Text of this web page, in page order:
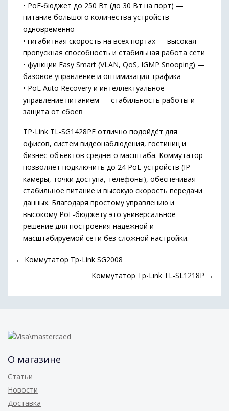
• PoE-бюджет до 250 Вт (до 30 Вт на порт) —
питание большого количества устройств
одновременно
• гигабитная скорость на всех портах — высокая
пропускная способность и стабильная работа сети
• функции Easy Smart (VLAN, QoS, IGMP Snooping) —
базовое управление и оптимизация трафика
• PoE Auto Recovery и интеллектуальное
управление питанием — стабильность работы и
защита от сбоев
TP-Link TL-SG1428PE отлично подойдёт для
офисов, систем видеонаблюдения, гостиниц и
бизнес-объектов среднего масштаба. Коммутатор
позволяет подключить до 24 PoE-устройств (IP-
камеры, точки доступа, телефоны), обеспечивая
стабильное питание и высокую скорость передачи
данных. Благодаря простому управлению и
высокому PoE-бюджету это универсальное
решение для построения надёжной и
масштабируемой сети без сложной настройки.
← Коммутатор Tp-Link SG2008
Коммутатор Tp-Link TL-SL1218P →
О магазине
Статьи
Новости
Доставка